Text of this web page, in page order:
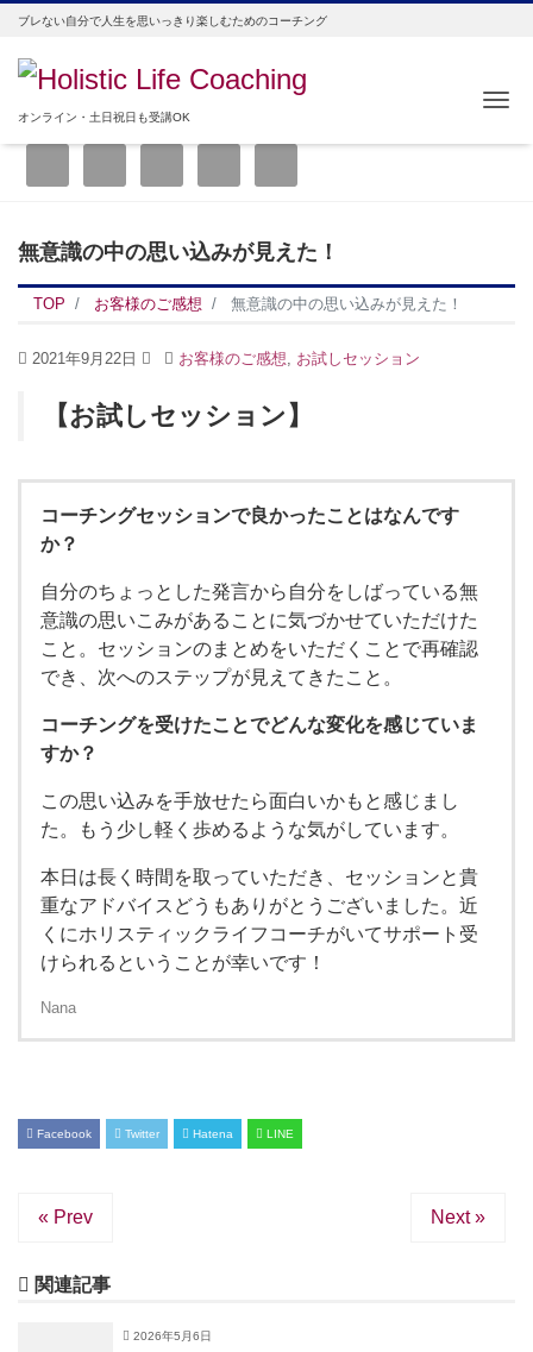
ブレない自分で人生を思いっきり楽しむためのコーチング
オンライン・土日祝日も受講OK
無意識の中の思い込みが見えた！
TOP お客様のご感想 無意識の中の思い込みが見えた！
2021年9月22日 お客様のご感想 お試しセッション
【お試しセッション】
コーチングセッションで良かったことはなんです
か？
自分のちょっとした発言から自分をしばっている無
意識の思いこみがあることに気づかせていただけた
こと。セッションのまとめをいただくことで再確認
でき、次へのステップが見えてきたこと。
コーチングを受けたことでどんな変化を感じていま
すか？
この思い込みを手放せたら面白いかもと感じまし
た。もう少し軽く歩めるような気がしています。
本日は長く時間を取っていただき、セッションと貴
重なアドバイスどうもありがとうございました。近
くにホリスティックライフコーチがいてサポート受
けられるということが幸いです！
Nana
Facebook Twitter Hatena LINE
« Prev Next »
関連記事
2026年5月6日